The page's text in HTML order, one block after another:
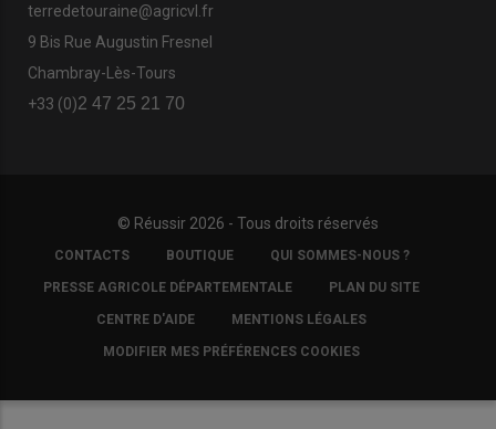
terredetouraine@agricvl.fr
9 Bis Rue Augustin Fresnel
Chambray-Lès-Tours
+33 (0)2 47 25 21 70
© Réussir 2026 - Tous droits réservés
FOOTER
COPYRIGHT
CONTACTS BOUTIQUE QUI SOMMES-NOUS ?
PRESSE AGRICOLE DÉPARTEMENTALE PLAN DU SITE
CENTRE D'AIDE MENTIONS LÉGALES
MODIFIER MES PRÉFÉRENCES COOKIES